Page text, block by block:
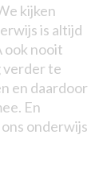
kijken
is altijd
ook nooit
verder te
en daardoor
En
onderwijs